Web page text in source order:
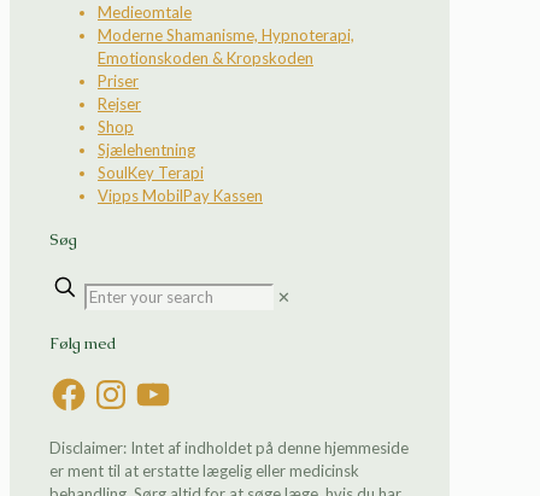
Medieomtale
Moderne Shamanisme, Hypnoterapi,
Emotionskoden & Kropskoden
Priser
Rejser
Shop
Sjælehentning
SoulKey Terapi
Vipps MobilPay Kassen
Søg
✕
Følg med
FacebookInstagramYouTube
Disclaimer: Intet af indholdet på denne hjemmeside
er ment til at erstatte lægelig eller medicinsk